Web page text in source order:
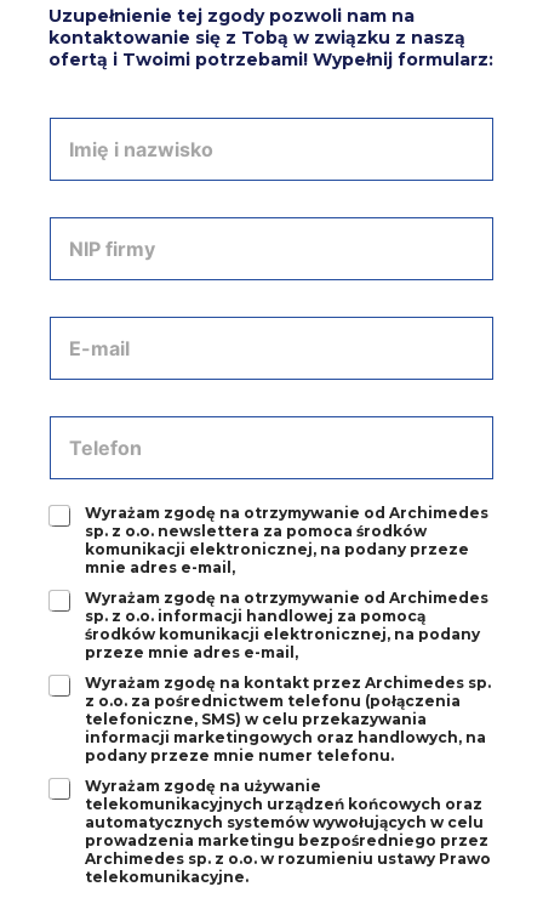
Uzupełnienie tej zgody pozwoli nam na
kontaktowanie się z Tobą w związku z naszą
ofertą i Twoimi potrzebami! Wypełnij formularz:
i
i
w
k
P
i
*
r
s
a
i
l
f
*
Z
a
Wyrażam zgodę na otrzymywanie od Archimedes
sp. z o.o. newslettera za pomoca środków
komunikacji elektronicznej, na podany przeze
mnie adres e-mail,
Z
a
Wyrażam zgodę na otrzymywanie od Archimedes
sp. z o.o. informacji handlowej za pomocą
środków komunikacji elektronicznej, na podany
przeze mnie adres e-mail,
Z
a
3
Wyrażam zgodę na kontakt przez Archimedes sp.
z o.o. za pośrednictwem telefonu (połączenia
telefoniczne, SMS) w celu przekazywania
informacji marketingowych oraz handlowych, na
podany przeze mnie numer telefonu.
Z
Wyrażam zgodę na używanie
telekomunikacyjnych urządzeń końcowych oraz
automatycznych systemów wywołujących w celu
prowadzenia marketingu bezpośredniego przez
Archimedes sp. z o.o. w rozumieniu ustawy Prawo
telekomunikacyjne.